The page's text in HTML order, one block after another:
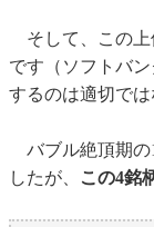
そして、この上
です（ソフトバ
するのは適切では
バブル絶頂期の
したが、
この4銘